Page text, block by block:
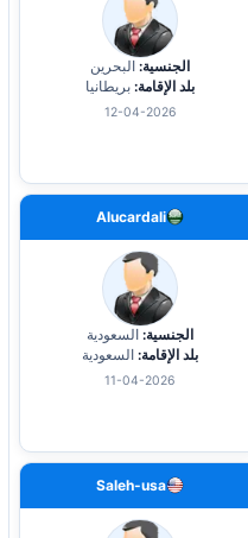
الجنسية: البحرين
بلد الإقامة: بريطانيا
12-04-2026
Alucardali
الجنسية: السعودية
بلد الإقامة: السعودية
11-04-2026
Saleh-usa